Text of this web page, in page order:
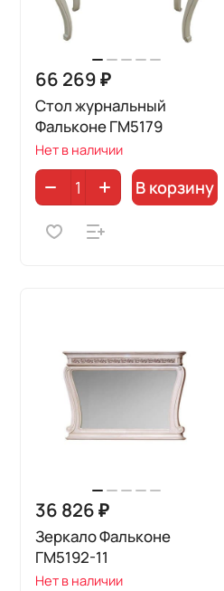
66 269 ₽
Стол журнальный
Фальконе ГМ5179
Нет в наличии
В корзину
36 826 ₽
Зеркало Фальконе
ГМ5192-11
Нет в наличии